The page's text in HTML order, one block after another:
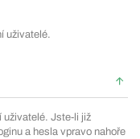
uživatelé.
uživatelé. Jste-li již
a hesla vpravo nahoře